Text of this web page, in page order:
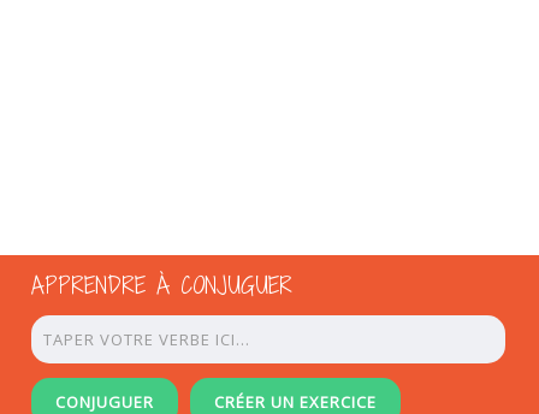
APPRENDRE À CONJUGUER
CONJUGUER CRÉER UN EXERCICE